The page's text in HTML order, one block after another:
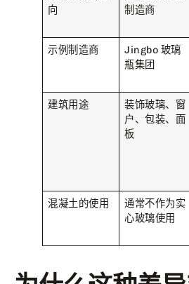
向
制造商
示例制造商
Jingbo 玻璃
瓶集团
建筑用途
装饰玻璃、窗
户、包装、面
板
混凝土的使用
通常不作为实
心玻璃使用